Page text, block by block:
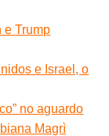
e Trump
e Israel, o
no aguardo
Magrì